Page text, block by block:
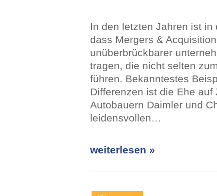
In den letzten Jahren ist
dass Mergers &
unüberbrückbarer
tragen, die nicht selten
führen. Bekanntestes
Differenzen ist die Ehe
Autobauern Daimler und
leidensvollen…
weiterlesen »